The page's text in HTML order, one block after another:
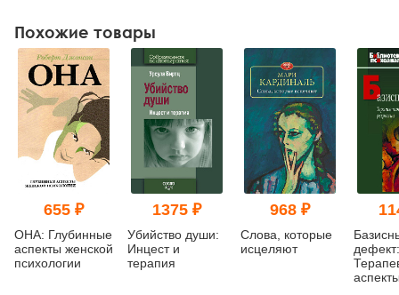
Похожие товары
655 ₽
ОНА: Глубинные
аспекты женской
психологии
1375 ₽
Убийство души:
Инцест и
терапия
968 ₽
Слова, которые
исцеляют
дефект: